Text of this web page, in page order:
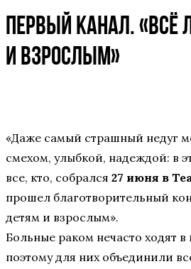
Первый канал. «Всё
и взрослым»
«Даже самый страшный недуг
смехом, улыбкой, надеждой: в
все, кто, собрался 27 июня в
прошел благотворительный
детям и взрослым».
Больные раком нечасто ходят
поэтому для них объединили